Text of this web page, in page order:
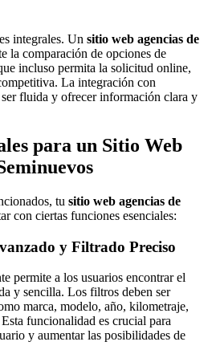
integrales. Un sitio web agencias de
la comparación de opciones de
incluso permita la solicitud online,
La integración con
fluida y ofrecer información clara y
para un Sitio Web
tu sitio web agencias de
con ciertas funciones esenciales:
y Filtrado Preciso
permite a los usuarios encontrar el
y sencilla. Los filtros deben ser
marca, modelo, año, kilometraje,
funcionalidad es crucial para
y aumentar las posibilidades de